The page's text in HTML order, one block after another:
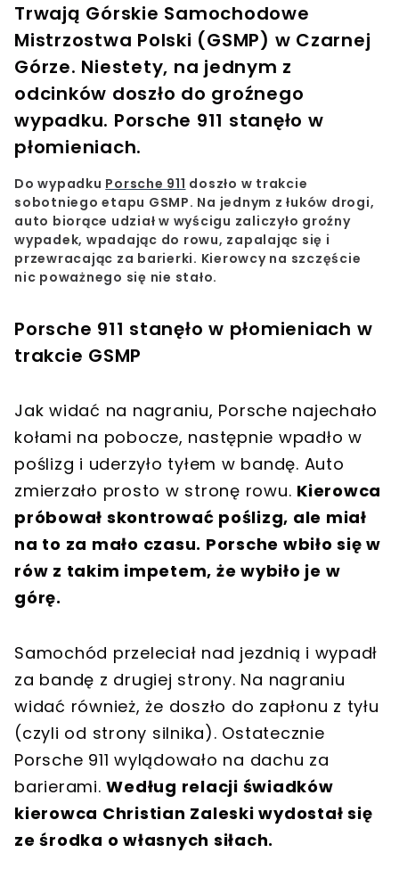
Trwają Górskie Samochodowe
Mistrzostwa Polski (GSMP) w Czarnej
Górze. Niestety, na jednym z
odcinków doszło do groźnego
wypadku. Porsche 911 stanęło w
płomieniach.
Do wypadku Porsche 911 doszło w trakcie
sobotniego etapu GSMP. Na jednym z łuków drogi,
auto biorące udział w wyścigu zaliczyło groźny
wypadek, wpadając do rowu, zapalając się i
przewracając za barierki. Kierowcy na szczęście
nic poważnego się nie stało.
Porsche 911 stanęło w płomieniach w
trakcie GSMP
Jak widać na nagraniu, Porsche najechało
kołami na pobocze, następnie wpadło w
poślizg i uderzyło tyłem w bandę. Auto
zmierzało prosto w stronę rowu. Kierowca
próbował skontrować poślizg, ale miał
na to za mało czasu. Porsche wbiło się w
rów z takim impetem, że wybiło je w
górę.
Samochód przeleciał nad jezdnią i wypadł
za bandę z drugiej strony. Na nagraniu
widać również, że doszło do zapłonu z tyłu
(czyli od strony silnika). Ostatecznie
Porsche 911 wylądowało na dachu za
barierami.Według relacji świadków
kierowca Christian Zaleski wydostał się
ze środka o własnych siłach.